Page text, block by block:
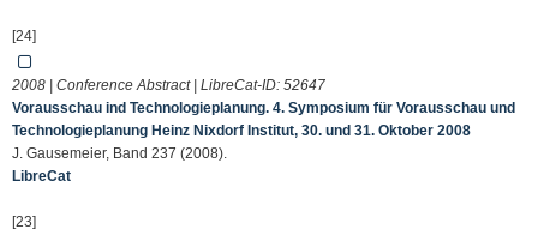
[24]
2008 | Conference Abstract | LibreCat-ID: 52647
Vorausschau ind Technologieplanung. 4. Symposium für Vorausschau und
Technologieplanung Heinz Nixdorf Institut, 30. und 31. Oktober 2008
J. Gausemeier, Band 237 (2008).
LibreCat
[23]